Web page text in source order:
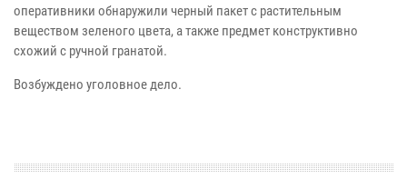
оперативники обнаружили черный пакет с растительным
веществом зеленого цвета, а также предмет конструктивно
схожий с ручной гранатой.
Возбуждено уголовное дело.